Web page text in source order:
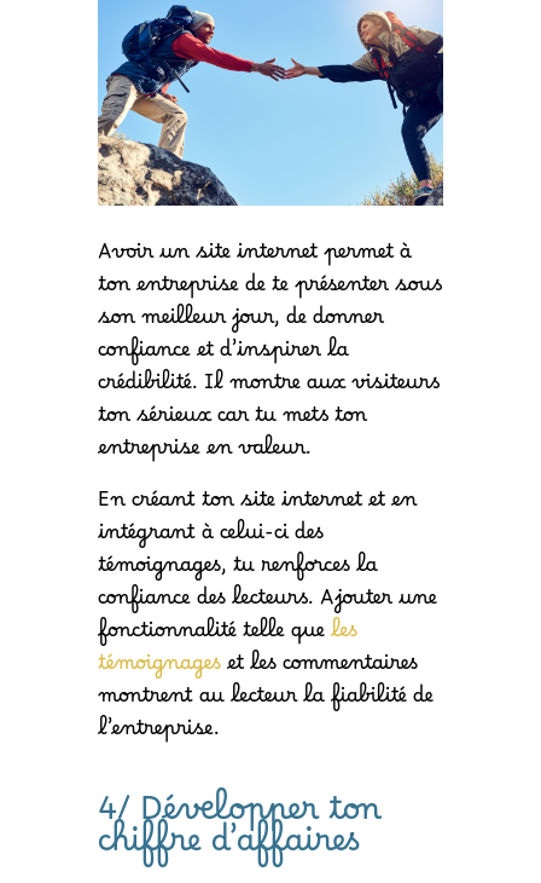
Avoir un site internet permet à
ton entreprise de te présenter sous
son meilleur jour, de donner
confiance et d’inspirer la
crédibilité. Il montre aux visiteurs
ton sérieux car tu mets ton
entreprise en valeur.
En créant ton site internet et en
intégrant à celui-ci des
témoignages, tu renforces la
confiance des lecteurs. Ajouter une
fonctionnalité telle queles
témoignageset les commentaires
montrent au lecteur la fiabilité de
l’entreprise.
4/ Développer ton
chiffre d’affaires